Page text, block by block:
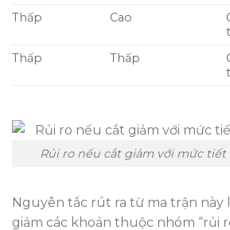
Thấp
Cao
Thấp
Thấp
Rủi ro nếu cắt giảm với mức
Nguyên tắc rút ra từ ma trận này
giảm các khoản thuộc nhóm “rủi